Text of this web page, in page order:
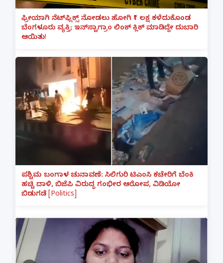
ಫ್ರೀಯಾಗಿ ನೆಟ್‌ಫ್ಲಿಕ್ಸ್ ನೋಡಲು ಹೋಗಿ ₹1 ಲಕ್ಷ ಕಳೆದುಕೊಂಡ
ಬೆಂಗಳೂರು ವ್ಯಕ್ತಿ; ಇನ್‌ಸ್ಟಾಗ್ರಾಂ ಲಿಂಕ್ ಕ್ಲಿಕ್ ಮಾಡಿದ್ದೇ ದುಬಾರಿ
ಆಯಿತು!
ಪಶ್ಚಿಮ ಬಂಗಾಳ ಚುನಾವಣೆ: ಸಿಲಿಗುರಿ ಟಿಎಂಸಿ ಕಚೇರಿಗೆ ಬೆಂಕಿ
ಹಚ್ಚಿ ದಾಳಿ, ಬಿಜೆಪಿ ವಿರುದ್ಧ ಗಂಭೀರ ಆರೋಪ, ವಿಡಿಯೋ
ಬಿಡುಗಡೆ [Politics]